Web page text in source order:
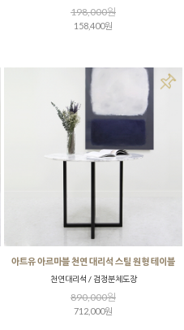
198,000원
158,400원
아트유 아르마블 천연 대리석 스틸 원형 테이블
천연대리석 / 검정분체도장
890,000원
712,000원